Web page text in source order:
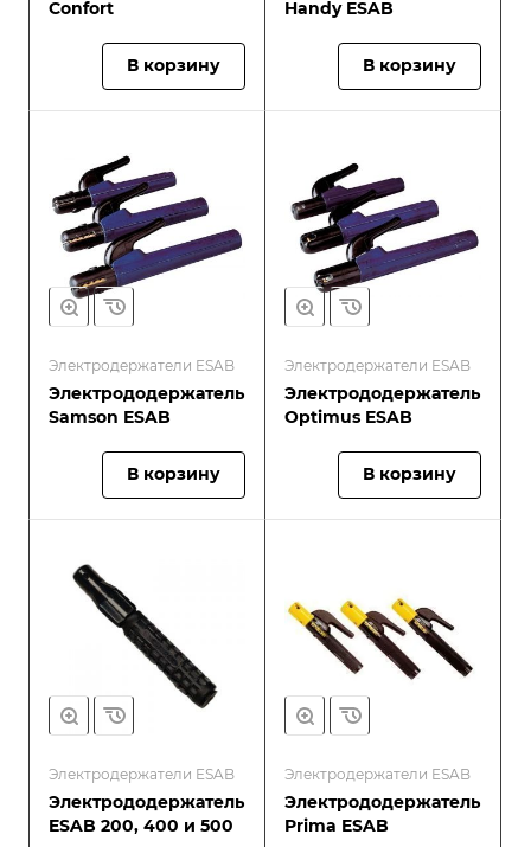
Confort
В корзину
Handy ESAB
В корзину
Электродержатели ESAB
Электрододержатель
Samson ESAB
В корзину
Электродержатели ESAB
Электрододержатель
Optimus ESAB
В корзину
Электродержатели ESAB
Электрододержатель
ESAB 200, 400 и 500
Электродержатели ESAB
Электрододержатель
Prima ESAB